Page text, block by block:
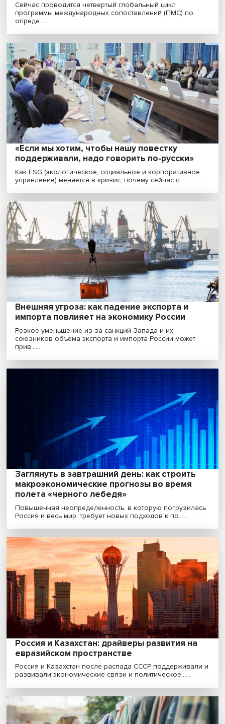
Нынешняя модель глобального капитализма
себя, будущее устройство мировой экономики во
«Россия смогла оседлать мировую
экономическую и геополитическую
повестку»
Участники БРИКС наращивают сотрудничество в
экономической и финансовой сфере, что, в
п......
в мире и можно ли создать новую
Россия совместно с партнерами по БРИКС работает
созданием новой международной резервной
Место по паритету: как и зачем
рассчитывается паритет покупательной
способности
Сейчас проводится четвертый глобальный цикл
программы международных сопоставлений (ПМС) по
опреде......